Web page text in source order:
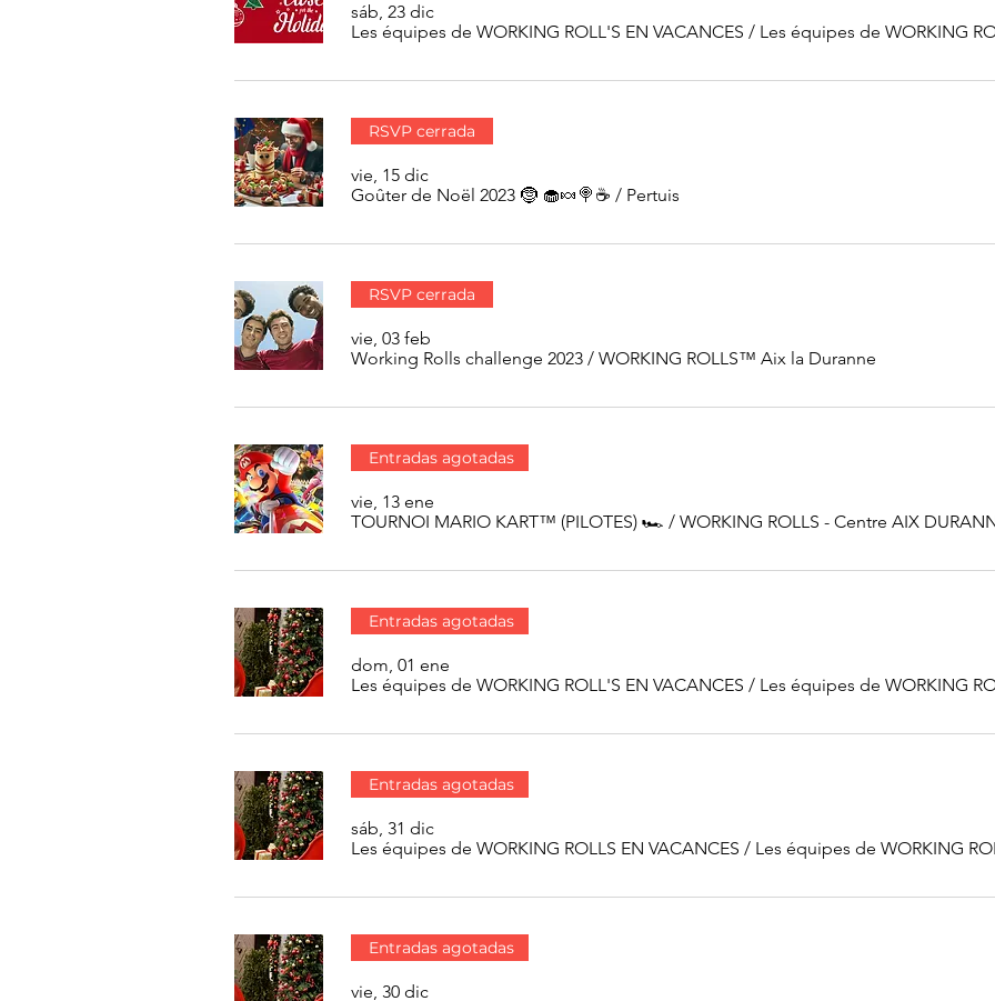
sáb, 23 dic
Les équipes de WORKING ROLL'S EN VACANCES /
RSVP cerrada
vie, 15 dic
Goûter de Noël 2023 🤶 🧁🍬🍭☕ / Pertuis
RSVP cerrada
vie, 03 feb
Working Rolls challenge 2023 / WORKING ROLLS™ Aix la Duranne
Entradas agotadas
vie, 13 ene
TOURNOI MARIO KART™ (PILOTES) 🏎 / WORKING ROLLS - Centre AIX
Entradas agotadas
dom, 01 ene
Les équipes de WORKING ROLL'S EN VACANCES /
Entradas agotadas
sáb, 31 dic
Les équipes de WORKING ROLLS EN VACANCES /
Entradas agotadas
vie, 30 dic